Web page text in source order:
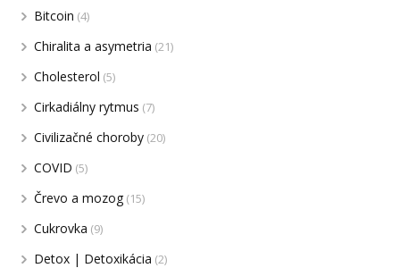
Bitcoin (4)
Chiralita a asymetria (21)
Cholesterol (5)
Cirkadiálny rytmus (7)
Civilizačné choroby (20)
COVID (5)
Črevo a mozog (15)
Cukrovka (9)
Detox | Detoxikácia (2)